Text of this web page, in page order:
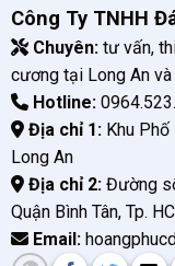
Công Ty TNHH
Chuyên:tư vấn,
cương tại Long An và
Hotline:
Địa chỉ 1:Khu Phố
Long An
Địa chỉ 2:Đường
Quận Bình Tân, Tp.
Email: